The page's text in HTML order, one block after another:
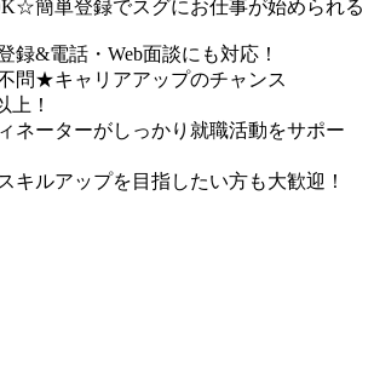
簡単登録でスグにお仕事が始められる
録&電話・Web面談にも対応！
問★キャリアアップのチャンス
上！
ネーターがしっかり就職活動をサポー
キルアップを目指したい方も大歓迎！